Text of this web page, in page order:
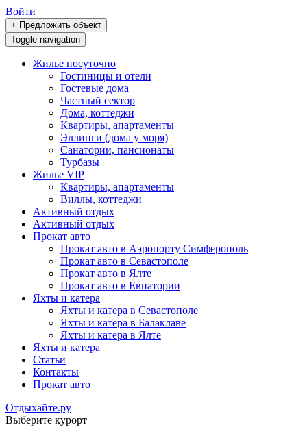
Войти
+ Предложить объект
Toggle navigation
Жилье посуточно
Гостиницы и отели
Гостевые дома
Частный сектор
Дома, коттеджи
Квартиры, апартаменты
Эллинги (дома у моря)
Санатории, пансионаты
Турбазы
Жилье VIP
Квартиры, апартаменты
Виллы, коттеджи
Активный отдых
Активный отдых
Прокат авто
Прокат авто в Аэропорту Симферополь
Прокат авто в Севастополе
Прокат авто в Ялте
Прокат авто в Евпатории
Яхты и катера
Яхты и катера в Севастополе
Яхты и катера в Балаклаве
Яхты и катера в Ялте
Яхты и катера
Статьи
Контакты
Прокат авто
Отдыхайте.ру
Выберите курорт